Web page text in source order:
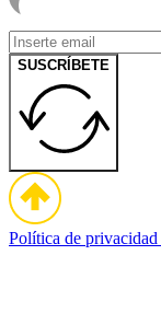
SUSCRÍBETE
Política de privacidad